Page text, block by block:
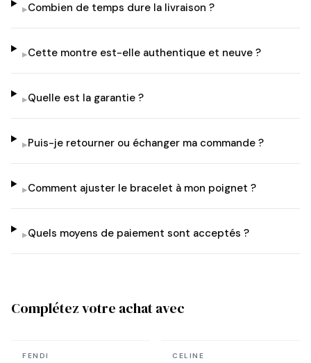
▸Combien de temps dure la livraison ?
▸Cette montre est-elle authentique et neuve ?
▸Quelle est la garantie ?
▸Puis-je retourner ou échanger ma commande ?
▸Comment ajuster le bracelet à mon poignet ?
▸Quels moyens de paiement sont acceptés ?
Complétez votre achat avec
En stock
FENDI En stock
CELINE